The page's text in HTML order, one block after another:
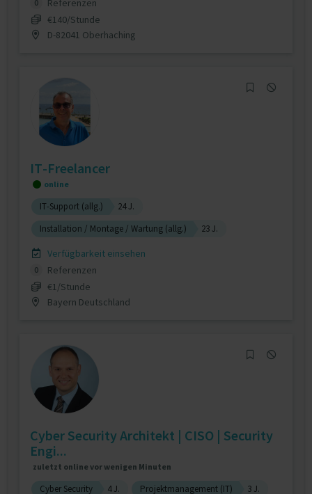
0
Referenzen
€140/Stunde
D-82041 Oberhaching
IT-Freelancer
online
IT-Support (allg.)
24 J.
Installation / Montage / Wartung (allg.)
23 J.
Verfügbarkeit einsehen
0
Referenzen
€1/Stunde
Bayern Deutschland
Cyber Security Architekt | CISO | Security
Engi...
zuletzt online vor wenigen Minuten
Cyber Security 4 J. Projektmanagement (IT) 3 J.